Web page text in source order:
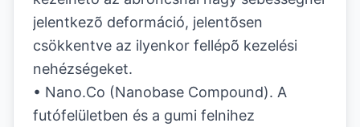
jelentkezõ deformáció, jelentõsen
csökkentve az ilyenkor fellépõ kezelési
nehézségeket.
• Nano.Co (Nanobase Compound). A
futófelületben és a gumi felnihez